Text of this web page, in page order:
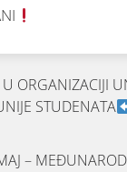
ORGANIZACIJI
STUDENATA
–